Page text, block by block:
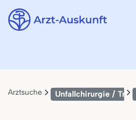
Arztsuche Unfallchirurgie /